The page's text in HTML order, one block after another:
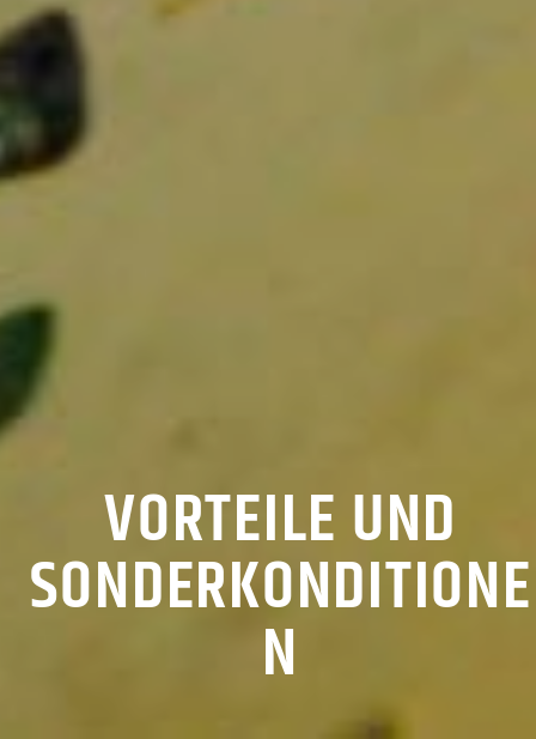
VORTEILE UND
SONDERKONDITIONE
N